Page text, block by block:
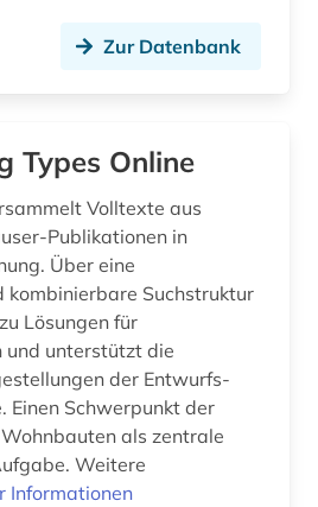
edward sylvester morse (1)
elektronisches buch (7)
energiebewusstes bauen (1)
Zur Datenbank
Types Online
Volltexte aus
Publikationen in
Über eine
kombinierbare Suchstruktur
Lösungen für
unterstützt die
der Entwurfs-
als zentrale
Weitere
Informationen